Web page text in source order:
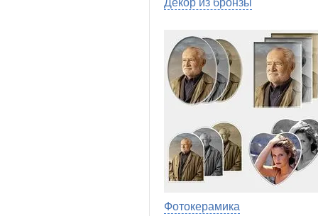
Декор из бронзы
Фотокерамика